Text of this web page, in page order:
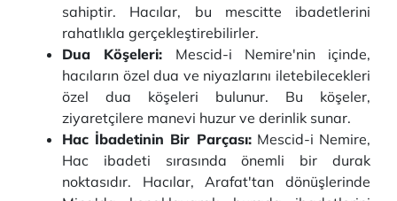
sahiptir. Hacılar, bu mescitte ibadetlerini
rahatlıkla gerçekleştirebilirler.
Dua Köşeleri: Mescid-i Nemire'nin içinde,
hacıların özel dua ve niyazlarını iletebilecekleri
özel dua köşeleri bulunur. Bu köşeler,
ziyaretçilere manevi huzur ve derinlik sunar.
Hac İbadetinin Bir Parçası:Mescid-i Nemire,
Hac ibadeti sırasında önemli bir durak
noktasıdır. Hacılar, Arafat'tan dönüşlerinde